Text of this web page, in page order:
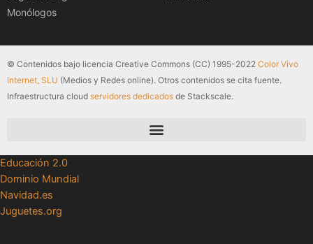
Monólogos
© Contenidos bajo licencia Creative Commons (CC) 1995-2022 Color Vivo
Internet, SLU (Medios y Redes online). Otros contenidos se cita fuente.
Infraestructura cloud servidores dedicados de Stackscale.
Educación 2.0
Dominio Mundial
Navidad.es
Juguetes.org